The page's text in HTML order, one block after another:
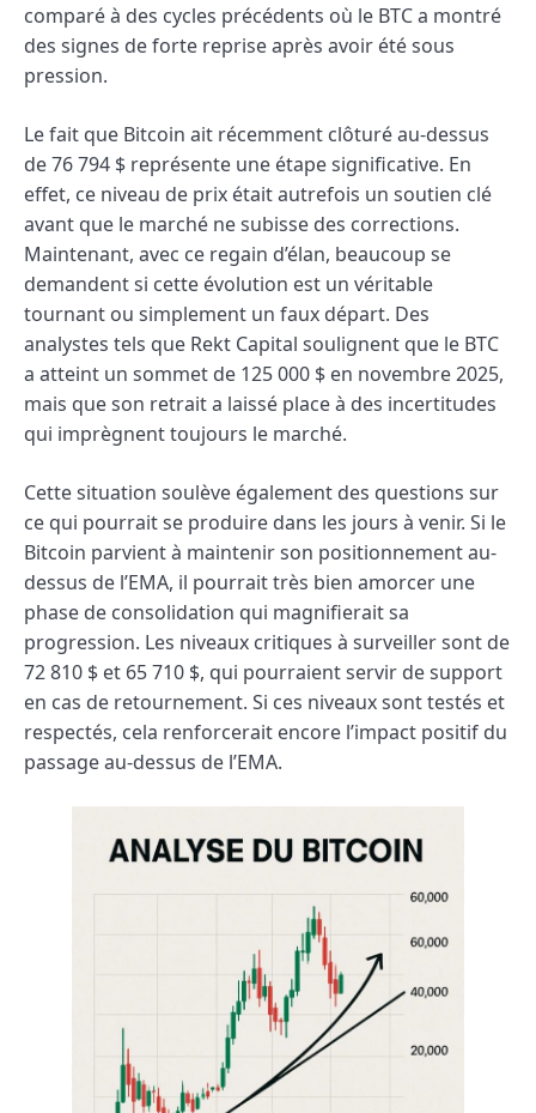
comparé à des cycles précédents où le BTC a montré
des signes de forte reprise après avoir été sous
pression.
Le fait que Bitcoin ait récemment clôturé au-dessus
de 76 794 $ représente une étape significative. En
effet, ce niveau de prix était autrefois un soutien clé
avant que le marché ne subisse des corrections.
Maintenant, avec ce regain d’élan, beaucoup se
demandent si cette évolution est un véritable
tournant ou simplement un faux départ. Des
analystes tels que Rekt Capital soulignent que le BTC
a atteint un sommet de 125 000 $ en novembre 2025,
mais que son retrait a laissé place à des incertitudes
qui imprègnent toujours le marché.
Cette situation soulève également des questions sur
ce qui pourrait se produire dans les jours à venir. Si le
Bitcoin parvient à maintenir son positionnement au-
dessus de l’EMA, il pourrait très bien amorcer une
phase de consolidation qui magnifierait sa
progression. Les niveaux critiques à surveiller sont de
72 810 $ et 65 710 $, qui pourraient servir de support
en cas de retournement. Si ces niveaux sont testés et
respectés, cela renforcerait encore l’impact positif du
passage au-dessus de l’EMA.